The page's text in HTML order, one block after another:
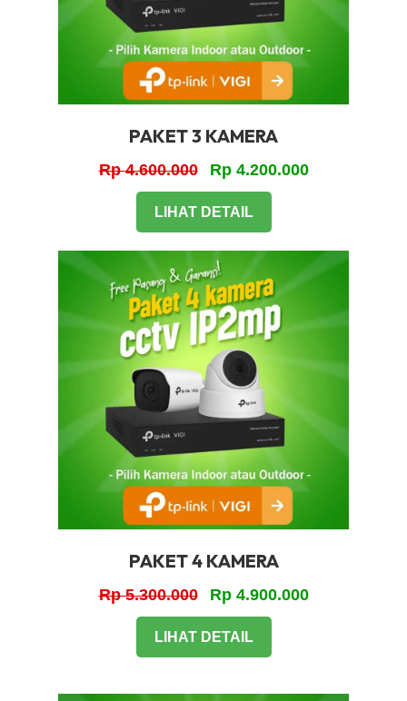
PAKET 3 KAMERA
Rp 4.600.000 Rp 4.200.000
LIHAT DETAIL
PAKET 4 KAMERA
Rp 5.300.000 Rp 4.900.000
LIHAT DETAIL